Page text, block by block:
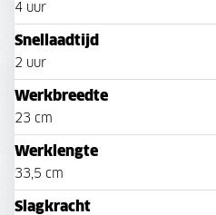
4 uur
Snellaadtijd
2 uur
Werkbreedte
23 cm
Werklengte
33,5 cm
Slagkracht